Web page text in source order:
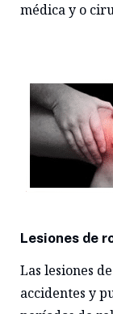
médica y o
Lesiones de
Las lesiones
accidentes y